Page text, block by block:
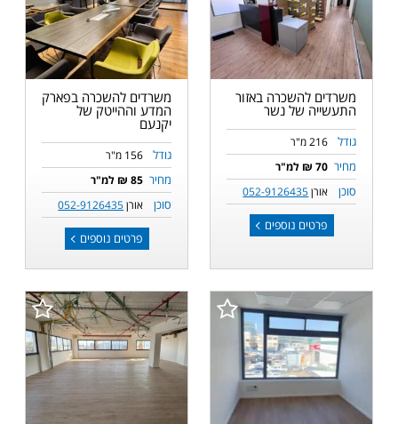
משרדים להשכרה באזור
התעשייה של נשר
גודל 216 מ"ר
מחיר 70 ₪ למ"ר
סוכן אורן052-9126435
פרטים נוספים
משרדים להשכרה בפארק
המדע וההייטק של
יקנעם
גודל 156 מ"ר
מחיר 85 ₪ למ"ר
סוכן אורן052-9126435
פרטים נוספים